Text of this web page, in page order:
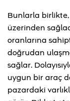
Bunlarla
üzerinden
oranlarına
doğrudan
sağlar.
uygun bir araç
pazardaki